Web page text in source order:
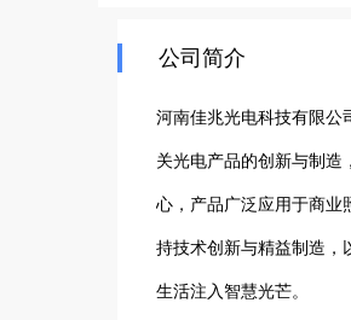
公司简介
河南佳兆光电科技有限公
关光电产品的创新与制造
心，产品广泛应用于商业
持技术创新与精益制造，
生活注入智慧光芒。